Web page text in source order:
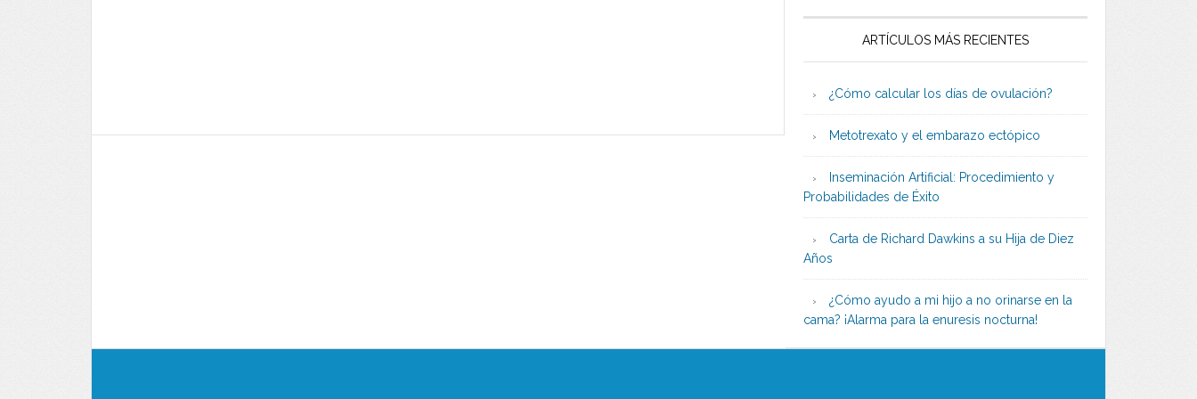
ARTÍCULOS MÁS RECIENTES
¿Cómo calcular los días de ovulación?
Metotrexato y el embarazo ectópico
Inseminación Artificial: Procedimiento y
Probabilidades de Éxito
Carta de Richard Dawkins a su Hija de Diez
Años
¿Cómo ayudo a mi hijo a no orinarse en la
cama? ¡Alarma para la enuresis nocturna!